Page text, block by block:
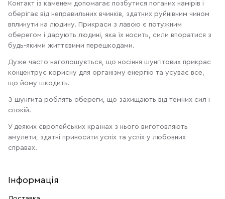
Контакт із каменем допомагає позбутися поганих намірів і
оберігає від неправильних вчинків, здатних руйнівним чином
вплинути на людину. Прикраси з лавою є потужним
оберегом і дарують людині, яка їх носить, сили впоратися з
будь-якими життєвими перешкодами.
Дуже часто наголошується, що носіння шунгітових прикрас
концентрує корисну для організму енергію та усуває все,
що йому шкодить.
З шунгита роблять обереги, що захищають від темних сил і
спокій.
У деяких європейських країнах з нього виготовляють
амулети, здатні приносити успіх та успіх у любовних
справах.
Інформація